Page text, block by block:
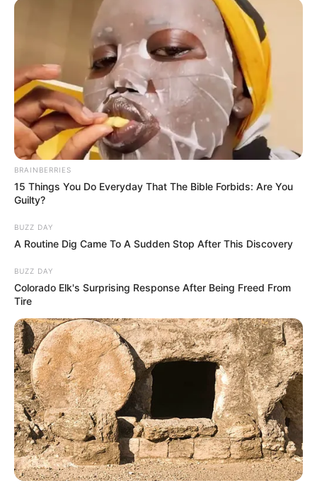
FRISS! 1 Perce érkezett! Fordulat
jöhet az alacsony nyugdíjaknál?
Új lépés készül a 250 ezer forint
alatti ellátások ügyében 2026-
ban
bySzerző • March 2, 2026
BRAINBERRIES
15 Things You Do Everyday That The Bible Forbids: Are You
Guilty?
BUZZ DAY
A Routine Dig Came To A Sudden Stop After This Discovery
BUZZ DAY
Colorado Elk's Surprising Response After Being Freed From
Tire